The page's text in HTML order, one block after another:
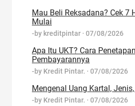
Mau Beli Reksadana? Cek 7
Mulai
-by kreditpintar · 07/08/2026
Apa Itu UKT? Cara
Pembayarannya
-by Kredit Pintar. · 07/08/2026
Mengenal Uang Kartal,
-by Kredit Pintar. · 07/08/2026